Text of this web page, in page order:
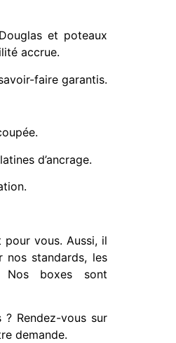
et poteaux
accrue.
faire garantis.
d’ancrage.
vous. Aussi, il
nos standards, les
Nos boxes sont
? Rendez-vous sur
demande.